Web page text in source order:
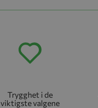
Trygghet i de
viktigste valgene